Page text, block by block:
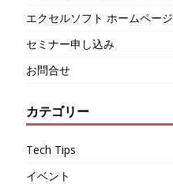
エクセルソフト ホームページ
セミナー申し込み
お問合せ
カテゴリー
Tech Tips
イベント